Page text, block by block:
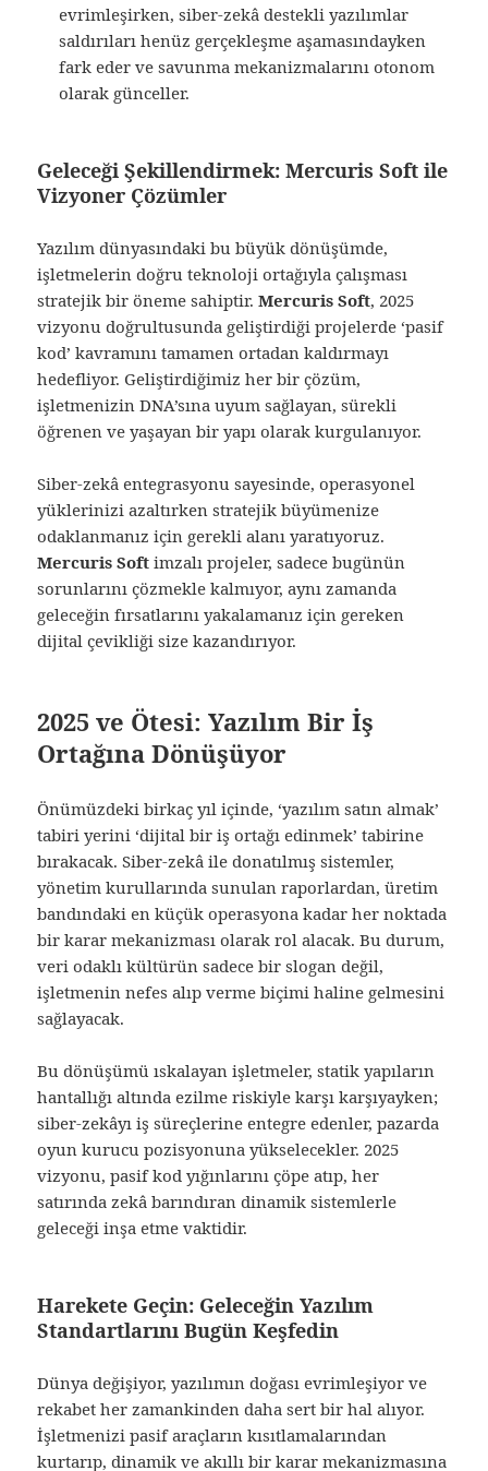
evrimleşirken, siber-zekâ destekli yazılımlar
saldırıları henüz gerçekleşme aşamasındayken
fark eder ve savunma mekanizmalarını otonom
olarak günceller.
Geleceği Şekillendirmek: Mercuris Soft ile
Vizyoner Çözümler
Yazılım dünyasındaki bu büyük dönüşümde,
işletmelerin doğru teknoloji ortağıyla çalışması
stratejik bir öneme sahiptir.Mercuris Soft, 2025
vizyonu doğrultusunda geliştirdiği projelerde ‘pasif
kod’ kavramını tamamen ortadan kaldırmayı
hedefliyor. Geliştirdiğimiz her bir çözüm,
işletmenizin DNA’sına uyum sağlayan, sürekli
öğrenen ve yaşayan bir yapı olarak kurgulanıyor.
Siber-zekâ entegrasyonu sayesinde, operasyonel
yüklerinizi azaltırken stratejik büyümenize
odaklanmanız için gerekli alanı yaratıyoruz.
Mercuris Soft imzalı projeler, sadece bugünün
sorunlarını çözmekle kalmıyor, aynı zamanda
geleceğin fırsatlarını yakalamanız için gereken
dijital çevikliği size kazandırıyor.
2025 ve Ötesi: Yazılım Bir İş
Ortağına Dönüşüyor
Önümüzdeki birkaç yıl içinde, ‘yazılım satın almak’
tabiri yerini ‘dijital bir iş ortağı edinmek’ tabirine
bırakacak. Siber-zekâ ile donatılmış sistemler,
yönetim kurullarında sunulan raporlardan, üretim
bandındaki en küçük operasyona kadar her noktada
bir karar mekanizması olarak rol alacak. Bu durum,
veri odaklı kültürün sadece bir slogan değil,
işletmenin nefes alıp verme biçimi haline gelmesini
sağlayacak.
Bu dönüşümü ıskalayan işletmeler, statik yapıların
hantallığı altında ezilme riskiyle karşı karşıyayken;
siber-zekâyı iş süreçlerine entegre edenler, pazarda
oyun kurucu pozisyonuna yükselecekler. 2025
vizyonu, pasif kod yığınlarını çöpe atıp, her
satırında zekâ barındıran dinamik sistemlerle
geleceği inşa etme vaktidir.
Harekete Geçin: Geleceğin Yazılım
Standartlarını Bugün Keşfedin
Dünya değişiyor, yazılımın doğası evrimleşiyor ve
rekabet her zamankinden daha sert bir hal alıyor.
İşletmenizi pasif araçların kısıtlamalarından
kurtarıp, dinamik ve akıllı bir karar mekanizmasına